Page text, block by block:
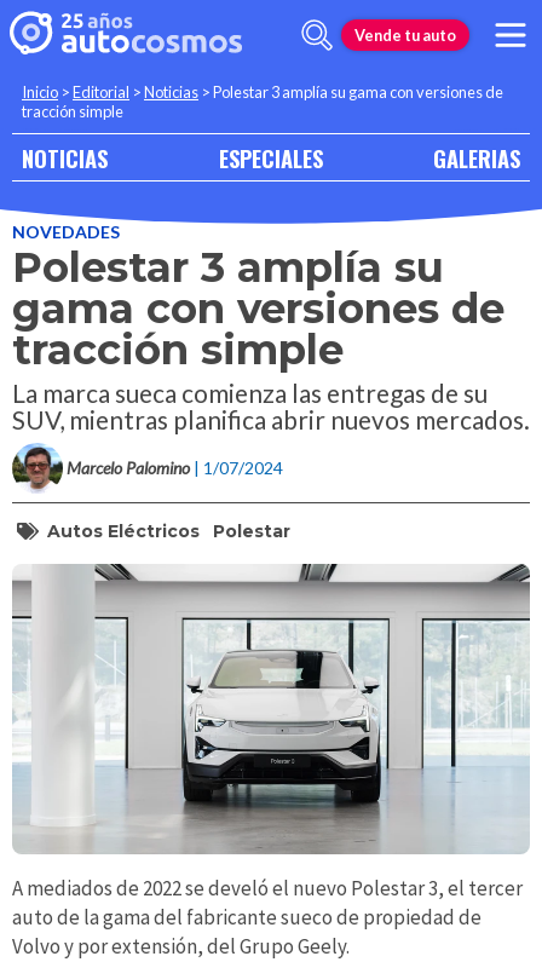
Vende tu auto
Inicio >Editorial >Noticias >Polestar 3 amplía su gama con versiones de
tracción simple
NOTICIAS ESPECIALES GALERIAS
NOVEDADES
Polestar 3 amplía su
gama con versiones de
tracción simple
La marca sueca comienza las entregas de su
SUV, mientras planifica abrir nuevos mercados.
Marcelo Palomino | 1/07/2024
Autos Eléctricos Polestar
A mediados de 2022 se develó el nuevo Polestar 3, el tercer
auto de la gama del fabricante sueco de propiedad de
Volvo y por extensión, del Grupo Geely.